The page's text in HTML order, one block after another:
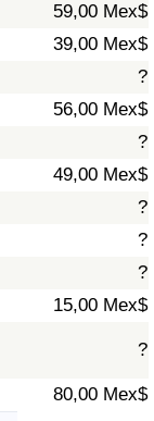
59,00 Mex$
39,00 Mex$
?
56,00 Mex$
?
49,00 Mex$
?
?
?
15,00 Mex$
?
80,00 Mex$